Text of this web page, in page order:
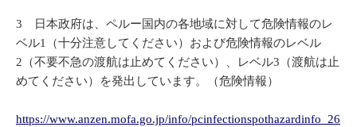
3 日本政府は、ペルー国内の各地域に対して危険情報のレ
ベル1（十分注意してください）および危険情報のレベル
2（不要不急の渡航は止めてください）、レベル3（渡航は止
めてください）を発出しています。（危険情報）
https://www.anzen.mofa.go.jp/info/pcinfectionspothazardinfo_26